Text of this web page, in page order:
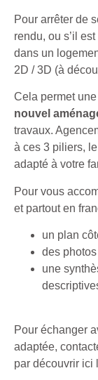
Pour arrêter de
rendu, ou s’il
dans un
2D / 3D (à
Cela permet
nouvel
travaux.
à ces 3 piliers,
adapté à votre
Pour vous
et partout en
un plan
des
une
Pour échanger
adaptée, c
par découvrir ici